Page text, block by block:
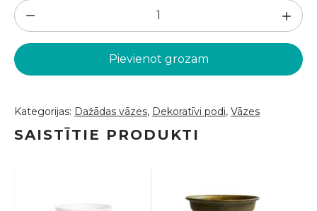
Melna
apaļa
vāze
D14,5
daudzums
Pievienot grozam
Kategorijas: Dažādas vāzes, Dekoratīvi podi, Vāzes
SAISTĪTIE PRODUKTI